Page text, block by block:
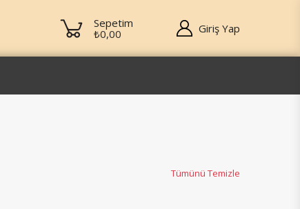
Sepetim
₺0,00
Giriş Yap
Tümünü Temizle